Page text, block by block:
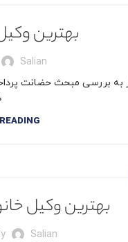
بهترین
Salian
به بررسی مبحث حضانت
بهترین وکیل
Salian